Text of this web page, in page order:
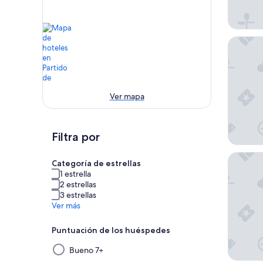
Ver mapa
Filtra por
Categoría de estrellas
1 estrella
2 estrellas
3 estrellas
Ver más
Puntuación de los huéspedes
Al
seleccionar
Bueno 7+
Casa